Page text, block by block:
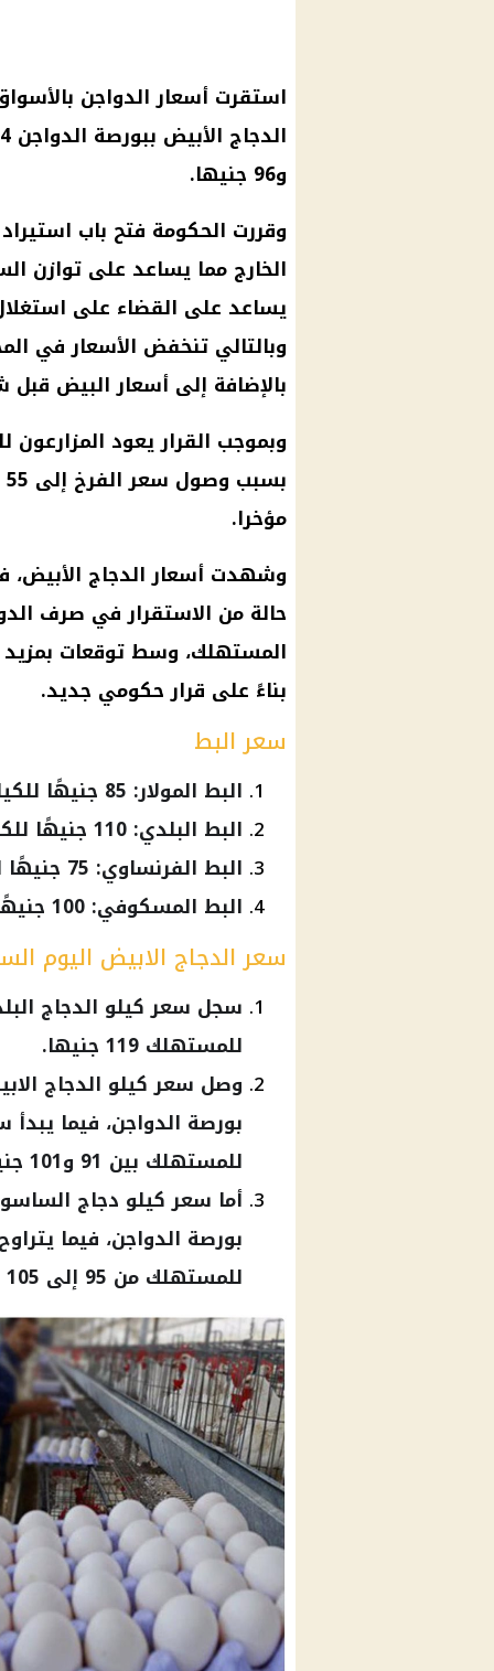
استقرت أسعار الدواجن
و96 جنيها.
وقررت الحكومة فتح باب
الخارج مما يساعد على توازن
يساعد على القضاء على
وبالتالي تنخفض الأسعار في
بالإضافة إلى أسعار البيض
وبموجب القرار يعود
مؤخرا.
وشهدت أسعار الدجاج الأبيض،
حالة من الاستقرار في صرف
المستهلك، وسط توقعات بمزيد
بناءً على قرار حكومي جديد.
سعر البط
البط المولار: 85 جنيهًا للكيلو.
البط البلدي: 110 جنيهًا للكيلو.
البط الفرنساوي: 75 جنيهًا للكيلو.
البط المسكوفي: 100 جنيهًا للكيلو.
سعر الدجاج الابيض اليوم
سجل سعر كيلو الدجاج
للمستهلك 119 جنيها.
بورصة الدواجن، فيما
للمستهلك بين 91 و101 جنيه.
بورصة الدواجن، فيما
للمستهلك من 95 إلى 105 جنيهات.